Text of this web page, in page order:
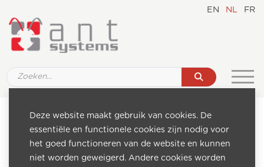
EN NL FR
Cookiebeleid
Aangezien onze Website gebruik maakt van "cookies",
Deze website maakt gebruik van cookies. De
essentiële en functionele cookies zijn nodig voor
het goed functioneren van de website en kunnen
niet worden geweigerd. Andere cookies worden